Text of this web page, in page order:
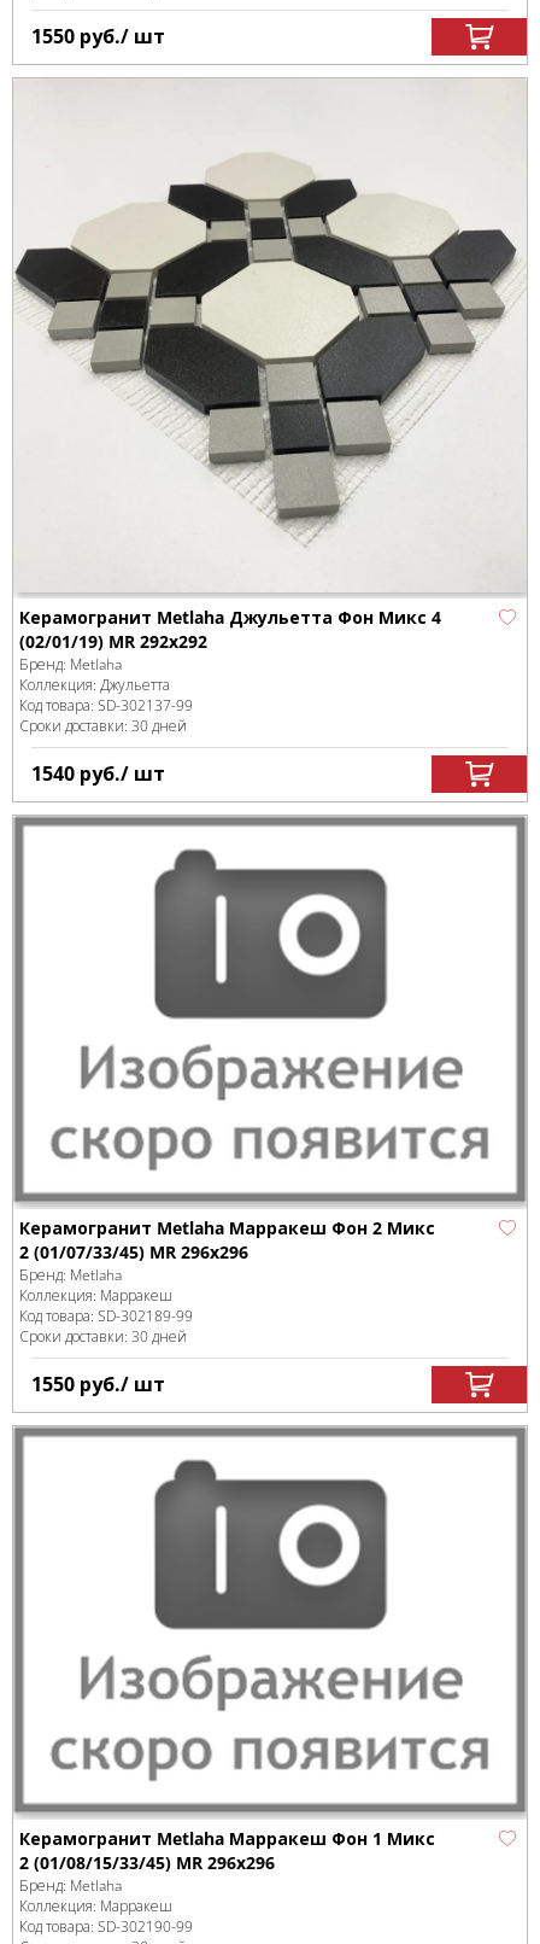
1550 руб./ шт
Керамогранит Metlaha Джульетта Фон Микс 4
(02/01/19) MR 292х292
Бренд: Metlaha
Коллекция: Джульетта
Код товара: SD-302137-99
Сроки доставки: 30 дней
1540 руб./ шт
Керамогранит Metlaha Марракеш Фон 2 Микс
2 (01/07/33/45) MR 296х296
Бренд: Metlaha
Коллекция: Марракеш
Код товара: SD-302189-99
Сроки доставки: 30 дней
1550 руб./ шт
Керамогранит Metlaha Марракеш Фон 1 Микс
2 (01/08/15/33/45) MR 296х296
Бренд: Metlaha
Коллекция: Марракеш
Код товара: SD-302190-99